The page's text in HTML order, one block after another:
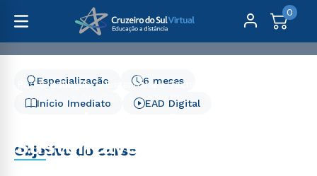
0
Pós-Graduação
Engenharia e Tecnologia
Engenharia e Arquitetura Sustentável - 6 meses
Sustentável - 6 meses
Início Imediato
6 meses
Especialização
EAD Digital
Objetivo do curso